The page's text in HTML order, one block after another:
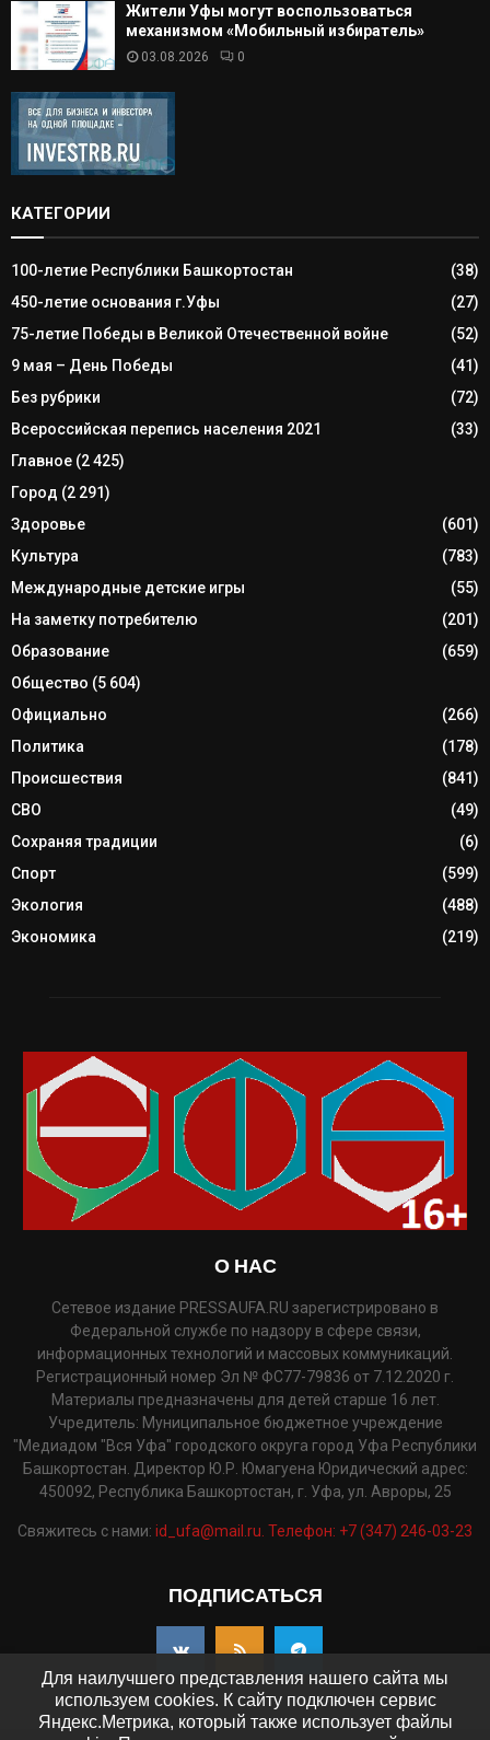
Жители Уфы могут воспользоваться
механизмом «Мобильный избиратель»
03.08.2026 0
КАТЕГОРИИ
100-летие Республики Башкортостан
(38)
450-летие основания г.Уфы
(27)
75-летие Победы в Великой Отечественной войне
(52)
9 мая – День Победы
(41)
Без рубрики
(72)
Всероссийская перепись населения 2021
(33)
Главное (2 425)
Город (2 291)
Здоровье
(601)
Культура
(783)
Международные детские игры
(55)
На заметку потребителю
(201)
Образование
(659)
Общество (5 604)
Официально
(266)
Политика
(178)
Происшествия
(841)
СВО
(49)
Сохраняя традиции
(6)
Спорт
(599)
Экология
(488)
Экономика
(219)
О НАС
Сетевое издание PRESSAUFA.RU зарегистрировано в
Федеральной службе по надзору в сфере связи,
информационных технологий и массовых коммуникаций.
Регистрационный номер Эл № ФС77-79836 от 7.12.2020 г.
Материалы предназначены для детей старше 16 лет.
Учредитель: Муниципальное бюджетное учреждение
"Медиадом "Вся Уфа" городского округа город Уфа Республики
Башкортостан. Директор Ю.Р. Юмагуена Юридический адрес:
450092, Республика Башкортостан, г. Уфа, ул. Авроры, 25
Свяжитесь с нами: id_ufa@mail.ru. Телефон: +7 (347) 246-03-23
ПОДПИСАТЬСЯ
Для наилучшего представления нашего сайта мы
используем cookies. К сайту подключен сервис
Яндекс.Метрика, который также использует файлы